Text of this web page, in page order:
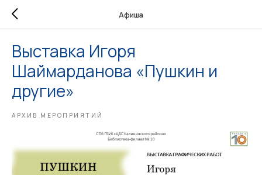
Афиша
Выставка Игоря
Шаймарданова «Пушкин и
другие»
АРХИВ МЕРОПРИЯТИЙ